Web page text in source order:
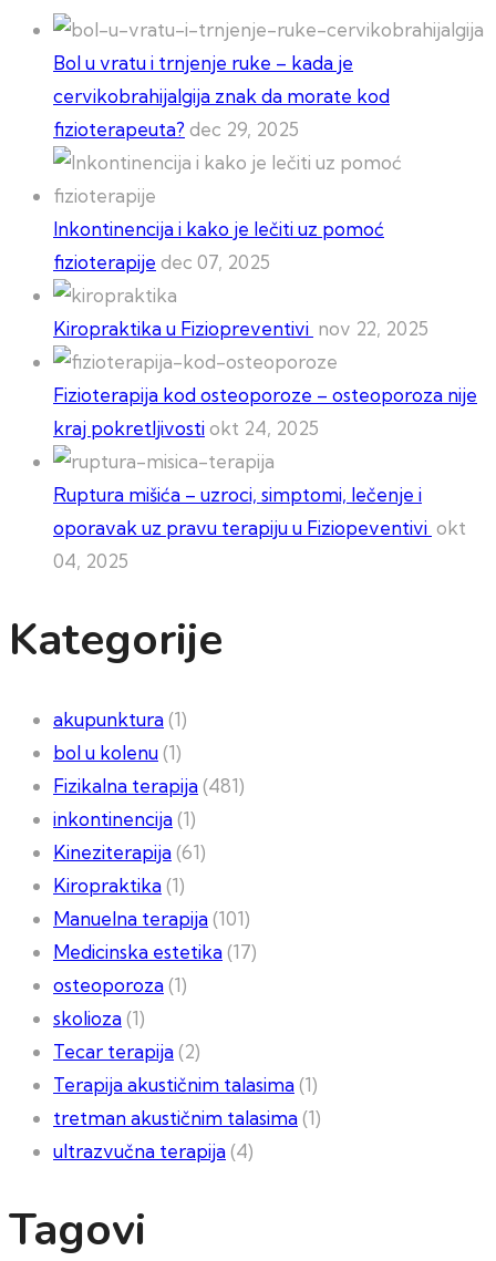
Bol u vratu i trnjenje ruke – kada je
cervikobrahijalgija znak da morate kod
fizioterapeuta? dec 29, 2025
Inkontinencija i kako je lečiti uz pomoć
fizioterapije dec 07, 2025
Kiropraktika u Fiziopreventivi nov 22, 2025
Fizioterapija kod osteoporoze – osteoporoza nije
kraj pokretljivostiokt 24, 2025
Ruptura mišića – uzroci, simptomi, lečenje i
oporavak uz pravu terapiju u Fiziopeventivi okt
04, 2025
Kategorije
akupunktura(1)
bol u kolenu(1)
Fizikalna terapija(481)
inkontinencija(1)
Kineziterapija(61)
Kiropraktika(1)
Manuelna terapija(101)
Medicinska estetika(17)
osteoporoza(1)
skolioza(1)
Tecar terapija(2)
Terapija akustičnim talasima(1)
tretman akustičnim talasima(1)
ultrazvučna terapija(4)
Tagovi